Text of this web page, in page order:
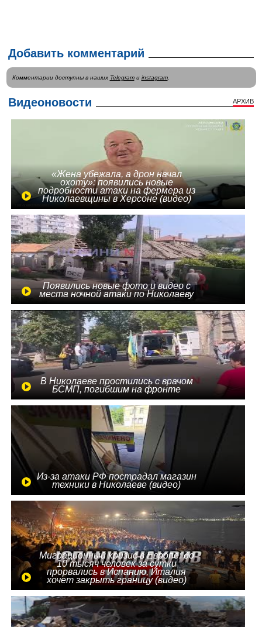
Добавить комментарий
Комментарии доступны в наших Telegramи instagram.
Видеоновости АРХИВ
«Жена убежала, а дрон начал
охоту»: появились новые
подробности атаки на фермера из
Николаевщины в Херсоне (видео)
Появились новые фото и видео с
места ночной атаки по Николаеву
В Николаеве простились с врачом
БСМП, погибшим на фронте
Из-за атаки РФ пострадал магазин
техники в Николаеве (видео)
Миграционный кризис в Европе: до
10 тысяч человек за сутки
прорвались в Испанию, Италия
хочет закрыть границу (видео)